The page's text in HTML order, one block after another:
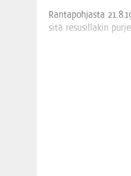
Ran­ta­poh­jas­ta
sitä resusil­la­kin